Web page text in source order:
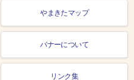
やまきたマップ
バナーについて
リンク集